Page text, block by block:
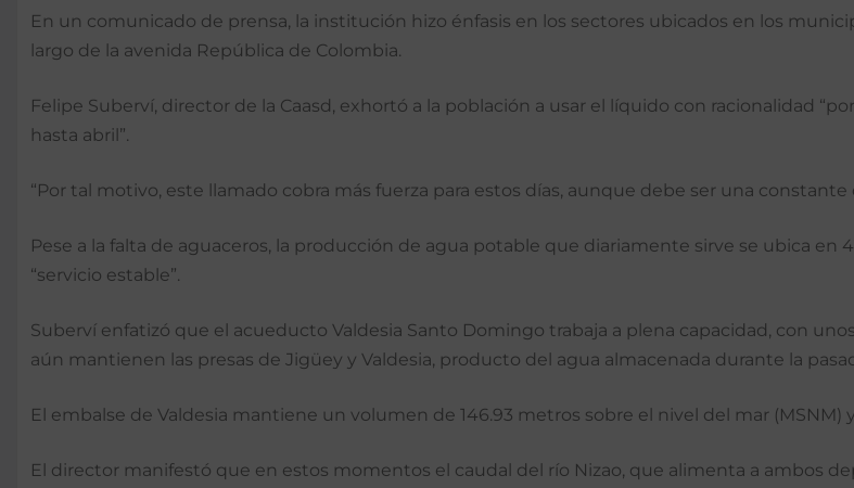
En un comunicado de prensa, la institución hizo énfasis en los sectores ubicados en los
largo de la avenida República de Colombia.
Felipe Suberví, director de la Caasd, exhortó a la población a usar el líquido con racionalidad
hasta abril”.
“Por tal motivo, este llamado cobra más fuerza para estos días, aunque debe ser una constante
Pese a la falta de aguaceros, la producción de agua potable que diariamente sirve se ubica en
“servicio estable”.
Suberví enfatizó que el acueducto Valdesia Santo Domingo trabaja a plena capacidad, con
aún mantienen las presas de Jigüey y Valdesia, producto del agua almacenada durante la
El embalse de Valdesia mantiene un volumen de 146.93 metros sobre el nivel del mar (MSNM)
El director manifestó que en estos momentos el caudal del río Nizao, que alimenta a ambos